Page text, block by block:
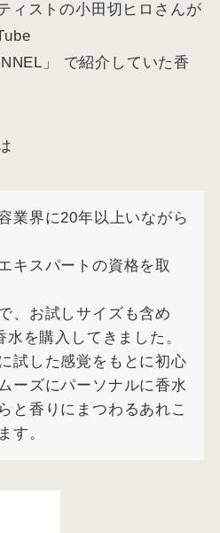
ィストの小田切ヒロさんが
」 で紹介していた香
業界に20年以上いながら
キスパートの資格を取
、お試しサイズも含め
水を購入してきました。
試した感覚をもとに初心
ーズにパーソナルに香水
と香りにまつわるあれこ
す。